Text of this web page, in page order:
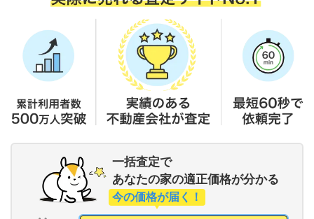
一括査定で
あなたの家の適正価格が分かる
今の価格が届く！